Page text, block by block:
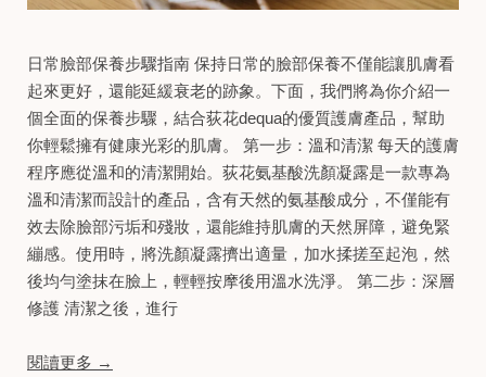
日常臉部保養步驟指南 保持日常的臉部保養不僅能讓肌膚看
起來更好，還能延緩衰老的跡象。下面，我們將為你介紹一
個全面的保養步驟，結合荻花dequa的優質護膚產品，幫助
你輕鬆擁有健康光彩的肌膚。 第一步：溫和清潔 每天的護膚
程序應從溫和的清潔開始。荻花氨基酸洗顏凝露是一款專為
溫和清潔而設計的產品，含有天然的氨基酸成分，不僅能有
效去除臉部污垢和殘妝，還能維持肌膚的天然屏障，避免緊
繃感。使用時，將洗顏凝露擠出適量，加水揉搓至起泡，然
後均勻塗抹在臉上，輕輕按摩後用溫水洗淨。 第二步：深層
修護 清潔之後，進行
閱讀更多 →